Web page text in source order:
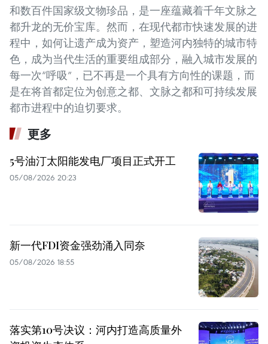
和数百件国家级文物珍品，是一座蕴藏着千年文脉之
都升龙的无价宝库。然而，在现代都市快速发展的进
程中，如何让遗产成为资产，塑造河内独特的城市特
色，成为当代生活的重要组成部分，融入城市发展的
每一次“呼吸”，已不再是一个具有方向性的课题，而
是在将首都定位为创意之都、文脉之都和可持续发展
都市进程中的迫切要求。
更多
5号油汀太阳能发电厂项目正式开工
05/08/2026 20:23
新一代FDI资金强劲涌入同奈
05/08/2026 18:55
落实第10号决议：河内打造高质量外